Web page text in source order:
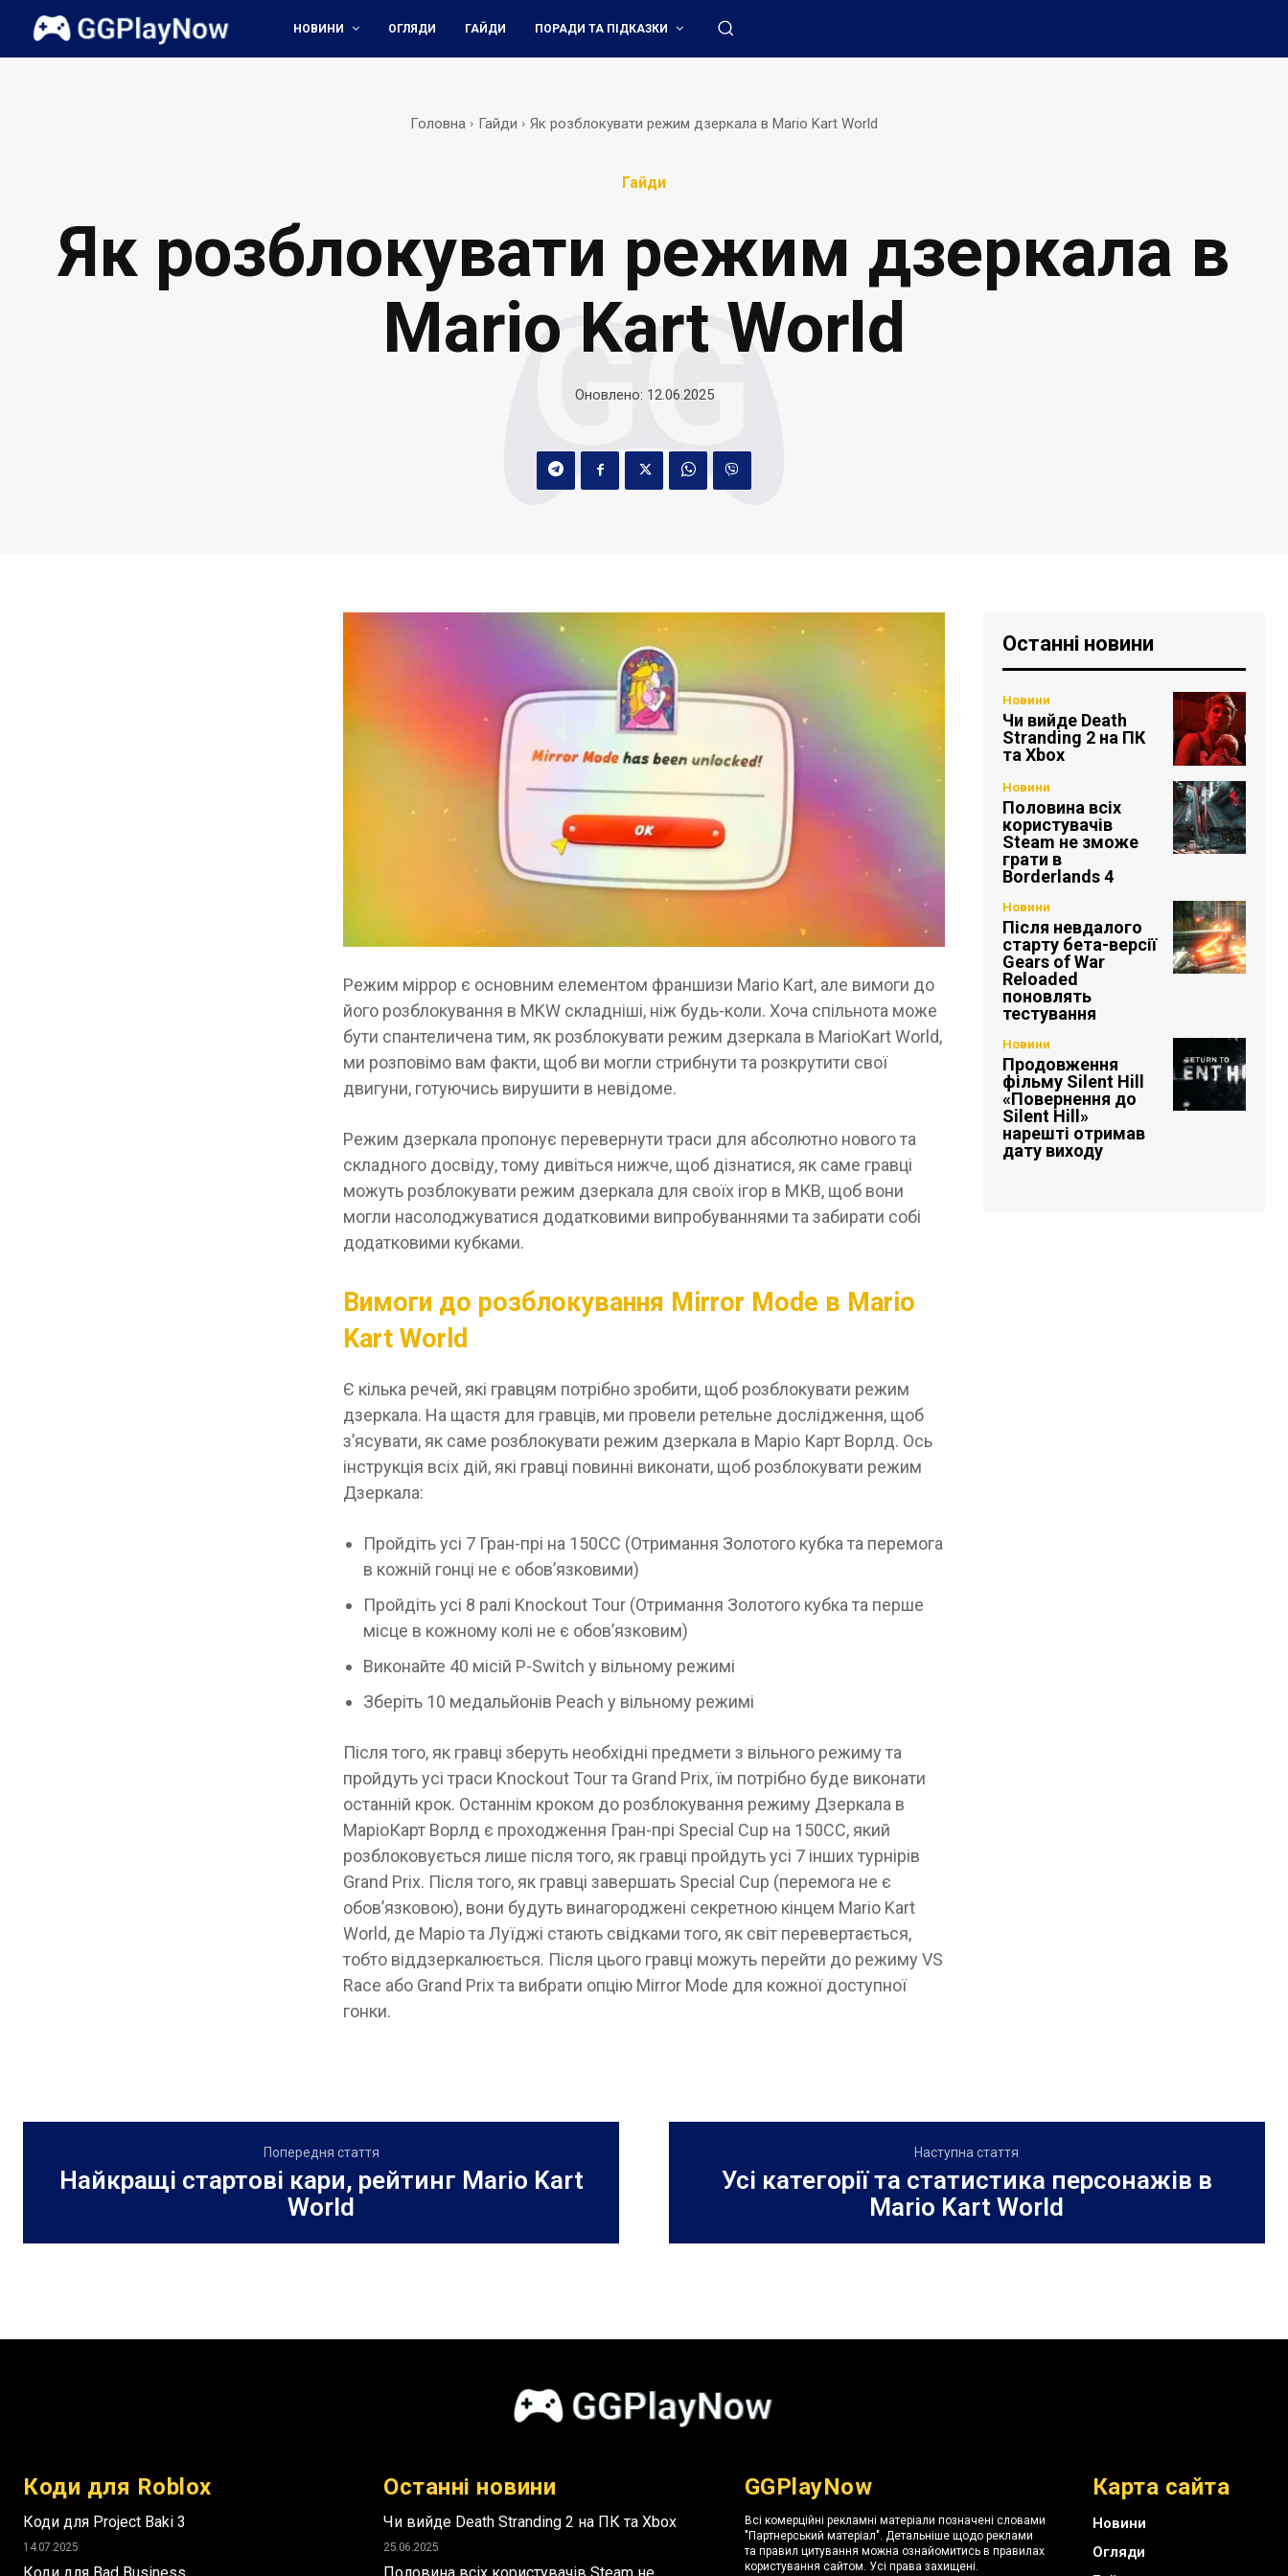
НОВИНИ ОГЛЯДИ ГАЙДИ ПОРАДИ ТА ПІДКАЗКИ
Головна Гайди Як розблокувати режим дзеркала в Mario Kart World
Гайди
Як розблокувати режим дзеркала в
Mario Kart World
Оновлено: 12.06.2025
Режим міррор є основним елементом франшизи Mario Kart, але вимоги до
його розблокування в MKW складніші, ніж будь-коли. Хоча спільнота може
бути спантеличена тим, як розблокувати режим дзеркала в MarioKart World,
ми розповімо вам факти, щоб ви могли стрибнути та розкрутити свої
двигуни, готуючись вирушити в невідоме.
Режим дзеркала пропонує перевернути траси для абсолютно нового та
складного досвіду, тому дивіться нижче, щоб дізнатися, як саме гравці
можуть розблокувати режим дзеркала для своїх ігор в МКВ, щоб вони
могли насолоджуватися додатковими випробуваннями та забирати собі
додатковими кубками.
Вимоги до розблокування Mirror Mode в Mario
Kart World
Є кілька речей, які гравцям потрібно зробити, щоб розблокувати режим
дзеркала. На щастя для гравців, ми провели ретельне дослідження, щоб
з’ясувати, як саме розблокувати режим дзеркала в Маріо Карт Ворлд. Ось
інструкція всіх дій, які гравці повинні виконати, щоб розблокувати режим
Дзеркала:
Пройдіть усі 7 Гран-прі на 150CC (Отримання Золотого кубка та перемога
в кожній гонці не є обов’язковими)
Пройдіть усі 8 ралі Knockout Tour (Отримання Золотого кубка та перше
місце в кожному колі не є обов’язковим)
Виконайте 40 місій P-Switch у вільному режимі
Зберіть 10 медальйонів Peach у вільному режимі
Після того, як гравці зберуть необхідні предмети з вільного режиму та
пройдуть усі траси Knockout Tour та Grand Prix, їм потрібно буде виконати
останній крок. Останнім кроком до розблокування режиму Дзеркала в
МаріоКарт Ворлд є проходження Гран-прі Special Cup на 150CC, який
розблоковується лише після того, як гравці пройдуть усі 7 інших турнірів
Grand Prix. Після того, як гравці завершать Special Cup (перемога не є
обов’язковою), вони будуть винагороджені секретною кінцем Mario Kart
World, де Маріо та Луїджі стають свідками того, як світ перевертається,
тобто віддзеркалюється. Після цього гравці можуть перейти до режиму VS
Race або Grand Prix та вибрати опцію Mirror Mode для кожної доступної
гонки.
Останні новини
Новини
Чи вийде Death
Stranding 2 на ПК
та Xbox
Новини
Половина всіх
користувачів
Steam не зможе
грати в
Borderlands 4
Новини
Після невдалого
старту бета-версії
Gears of War
Reloaded
поновлять
тестування
Новини
Продовження
фільму Silent Hill
«Повернення до
Silent Hill»
нарешті отримав
дату виходу
Попередня стаття
Найкращі стартові кари, рейтинг Mario Kart
World
Наступна стаття
Усі категорії та статистика персонажів в
Mario Kart World
Коди для Roblox
Коди для Project Baki 3
14.07.2025
Останні новини
Чи вийде Death Stranding 2 на ПК та Xbox
25.06.2025
GGPlayNow
Всі комерційні рекламні матеріали позначені словами
"Партнерський матеріал". Детальніше щодо реклами
та правил цитування можна ознайомитись в правилах
користування сайтом. Усі права захищені.
Карта сайта
Новини
Огляди